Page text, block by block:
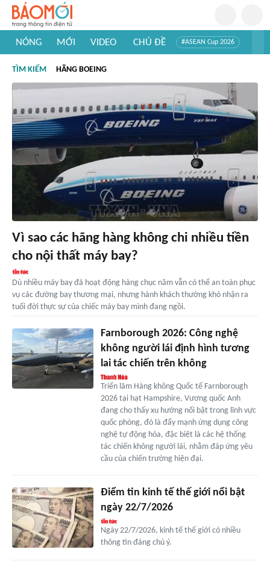
NÓNG MỚI VIDEO CHỦ ĐỀ #ASEAN Cup 2026
#Khám phá Việt Nam
#Khám phá thế giới
TÌM KIẾM HÃNG BOEING
Vì sao các hãng hàng không chi nhiều tiền
cho nội thất máy bay?
Dù nhiều máy bay đã hoạt động hàng chục năm vẫn có thể an toàn phục
vụ các đường bay thương mại, nhưng hành khách thường khó nhận ra
tuổi đời thực sự của chiếc máy bay mình đang ngồi.
Farnborough 2026: Công nghệ
không người lái định hình tương
lai tác chiến trên không
Triển lãm Hàng không Quốc tế Farnborough
2026 tại hạt Hampshire, Vương quốc Anh
đang cho thấy xu hướng nổi bật trong lĩnh vực
quốc phòng, đó là đẩy mạnh ứng dụng công
nghệ tự động hóa, đặc biệt là các hệ thống
tác chiến không người lái, nhằm đáp ứng yêu
cầu của chiến trường hiện đại.
Điểm tin kinh tế thế giới nổi bật
ngày 22/7/2026
Ngày 22/7/2026, kinh tế thế giới có nhiều
thông tin đáng chú ý.